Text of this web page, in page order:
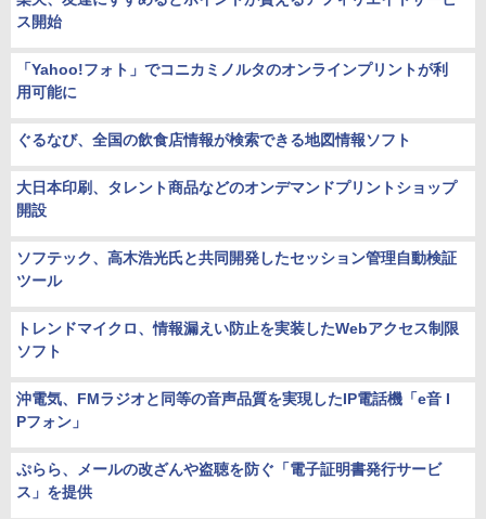
ス開始
「Yahoo!フォト」でコニカミノルタのオンラインプリントが利
用可能に
ぐるなび、全国の飲食店情報が検索できる地図情報ソフト
大日本印刷、タレント商品などのオンデマンドプリントショップ
開設
ソフテック、高木浩光氏と共同開発したセッション管理自動検証
ツール
トレンドマイクロ、情報漏えい防止を実装したWebアクセス制限
ソフト
沖電気、FMラジオと同等の音声品質を実現したIP電話機「e音 I
Pフォン」
ぷらら、メールの改ざんや盗聴を防ぐ「電子証明書発行サービ
ス」を提供